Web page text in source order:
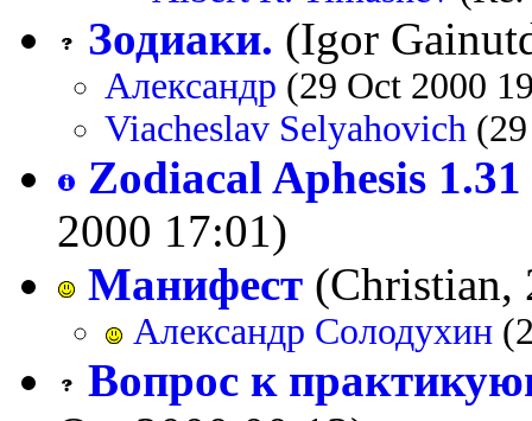
Зодиаки. (Igor
Александр (29 Oct 2000
Viacheslav Selyahovich
Zodiacal Aphesis 1.31
2000 17:01)
Манифест (Christian,
Александр Солодухин
Вопрос к